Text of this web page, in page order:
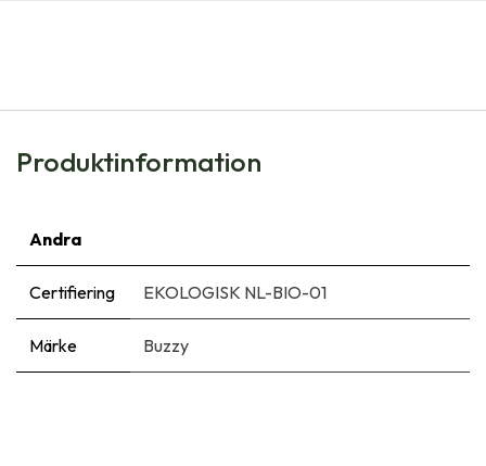
Produktinformation
Andra
Certifiering EKOLOGISK NL-BIO-01
Märke Buzzy